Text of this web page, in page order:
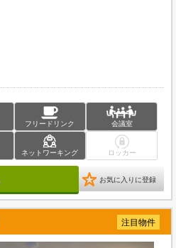
フリードリンク 会議室
ネットワーキング ロッカー
お気に入りに登録
注目物件